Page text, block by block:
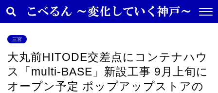
三宮
大丸前HITODE交差点にコンテナハウ
ス「multi-BASE」新設工事 9月上旬に
オープン予定 ポップアップストアの